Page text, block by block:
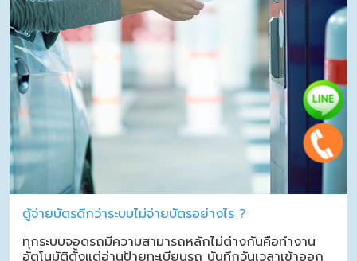
ตู้จ่ายบัตรดีกว่าระบบไม่จ่ายบัตรอย่างไร ?
ทุกระบบจอดรถมีความสามารถหลักไม่ต่างกันคือทำงาน